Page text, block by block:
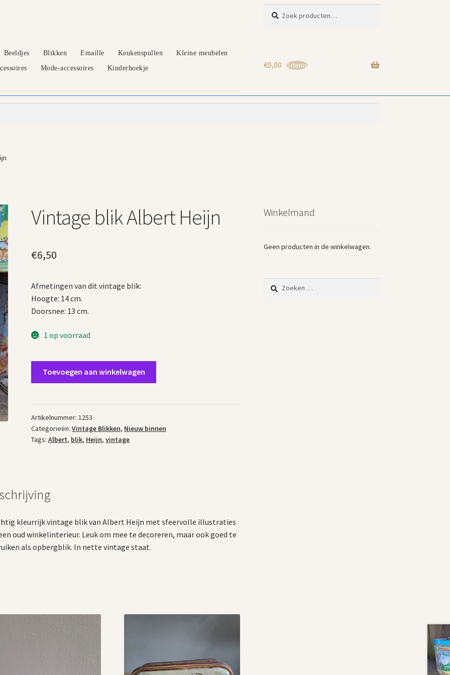
naar:
Beeldjes Blikken Emaille Keukenspullen
Kleine meubelen
Mode-accessoires Kinderhoekje €0,00 0 items
Vintage blik Albert Heijn
€6,50
Afmetingen van dit vintage blik:
Hoogte: 14 cm.
Doorsnee: 13 cm.
1 op voorraad
aantal
Toevoegen aan winkelwagen
Artikelnummer:1253
Categorieën:Vintage Blikken, Nieuw binnen
Tags:Albert, blik, Heijn,vintage
kleurrijk vintage blik van Albert Heijn met sfeervolle illustraties
oud winkelinterieur. Leuk om mee te decoreren, maar ook goed te
als opbergblik. In nette vintage staat.
Winkelmand
Geen producten in de winkelwagen.
Zoeken
naar: